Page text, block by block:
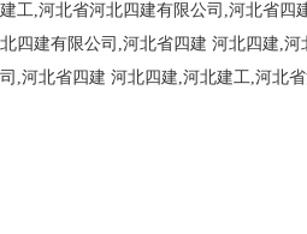
建工,河北省河北四建有限公司,河北省四
北四建有限公司,河北省四建 河北四建,河
司,河北省四建 河北四建,河北建工,河北